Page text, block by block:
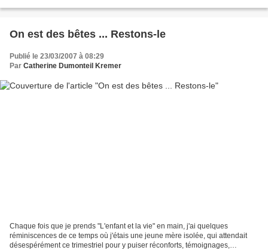
On est des bêtes ... Restons-le
Publié le 23/03/2007 à 08:29
Par Catherine Dumonteil Kremer
Chaque fois que je prends "L'enfant et la vie" en main, j'ai quelques
réminiscences de ce temps où j'étais une jeune mère isolée, qui attendait
désespérément ce trimestriel pour y puiser réconforts, témoignages,